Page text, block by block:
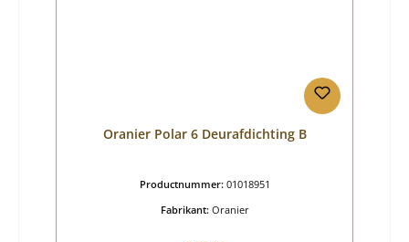
Oranier Polar 6 Deurafdichting B
Productnummer: 01018951
Fabrikant: Oranier